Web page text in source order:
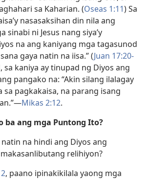
sa Kaharian. (Oseas 1:11) Sa
nasasaksihan din nila ang
sinabi ni Jesus nang siya’y
na ang kaniyang mga tagasunod
gaya natin na iisa.” (Juan 17:20-
sa kaniya ay tinupad ng Diyos ang
pangako na: “Akin silang ilalagay
sa pagkakaisa, na parang isang
Mikas 2:12.
ba ang mga Puntong Ito?
na hindi ang Diyos ang
relihiyon?
, paano ipinakikilala yaong mga